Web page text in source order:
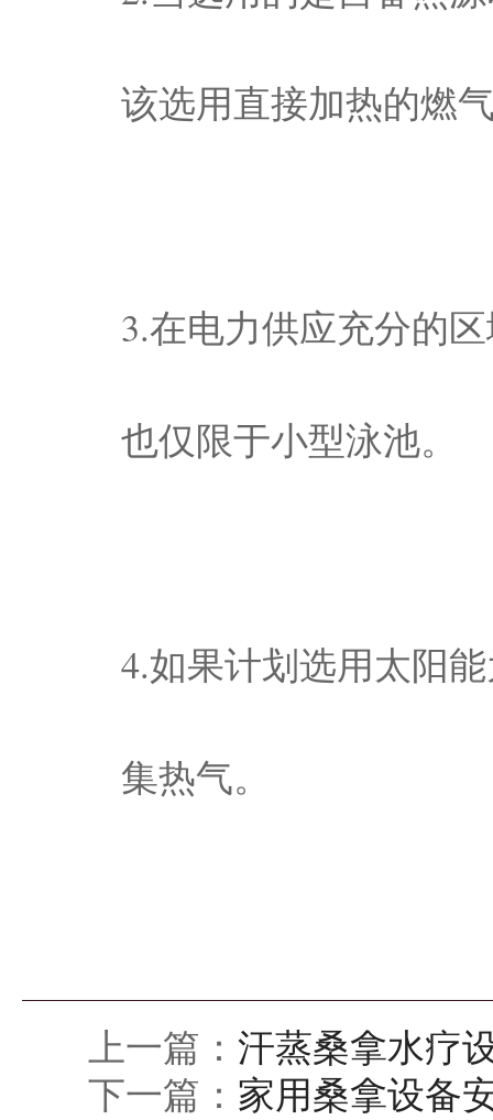
该选用直接加热的燃
3.在电力供应充分的
也仅限于小型泳池。
4.如果计划选用太阳
集热气。
上一篇： 汗蒸桑拿水疗
下一篇： 家用桑拿设备